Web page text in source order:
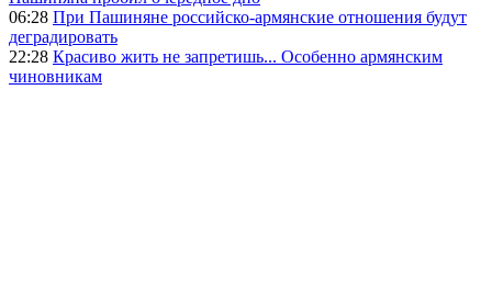
06:28 При Пашиняне российско-армянские отношения будут
деградировать
22:28 Красиво жить не запретишь... Особенно армянским
чиновникам